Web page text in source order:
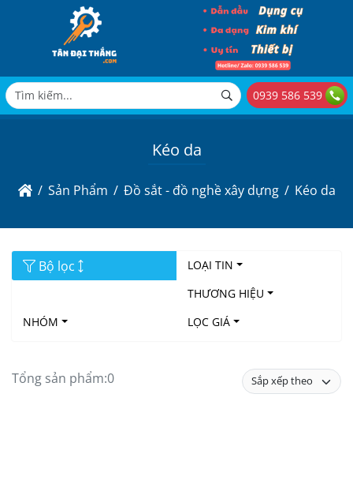
0939 586 539
Kéo da
Sản Phẩm Đồ sắt - đồ nghề xây dựng Kéo da
Bộ lọc
LOẠI TIN
THƯƠNG HIỆU
NHÓM
LỌC GIÁ
Tổng sản phẩm:0